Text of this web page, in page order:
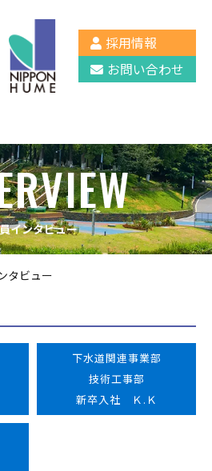
採用情報
お問い合わせ
インタビュー
タビュー
下水道関連事業部
技術工事部
新卒入社 Ｋ.Ｋ